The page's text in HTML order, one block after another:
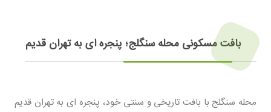
بافت مسکونی محله سنگلج؛ پنجره‌ ای به تهران قدیم
محله سنگلج با بافت تاریخی و سنتی خود، پنجره‌ ای به تهران قدیم